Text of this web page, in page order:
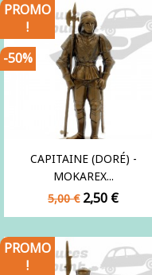
CAPITAINE (DORÉ) -
MOKAREX...
Prix
de
5,00 € Prix
2,50 €
PROMO
!
-50%
PROMO
!